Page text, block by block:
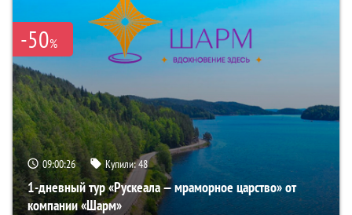
-50%
09:00:24 Купили:48
1-дневный тур «Рускеала — мраморное царство» от
компании «Шарм»